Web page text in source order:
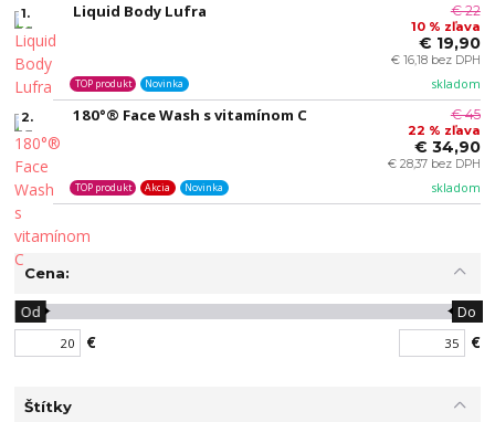
1. Liquid Body Lufra
skladom
TOP produkt Novinka
€ 22
10 % zľava
€ 19,90
€ 16,18 bez DPH
2. 180°® Face Wash s vitamínom C
skladom
TOP produkt Akcia Novinka
€ 45
22 % zľava
€ 34,90
€ 28,37 bez DPH
Cena:
€
Od Do
€
Štítky